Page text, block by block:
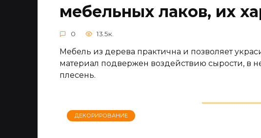
мебельных лаков, их
0 13.5к.
Мебель из дерева практична и позволяет
материал подвержен воздействию сырости, в
плесень.
ДЕКОРИРОВАНИЕ